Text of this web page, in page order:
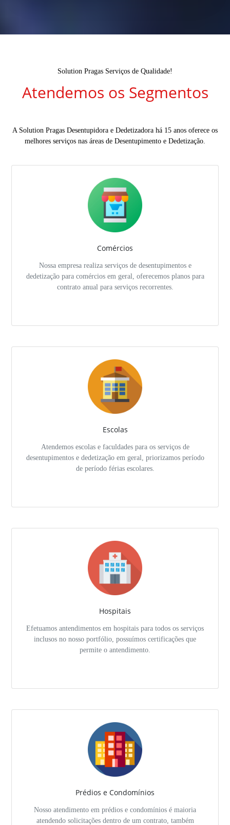
Solution Pragas Serviços de Qualidade!
Atendemos os Segmentos
A Solution Pragas Desentupidora e Dedetizadora há 15 anos oferece os
melhores serviços nas áreas de Desentupimento e Dedetização.
Comércios
Nossa empresa realiza serviços de desentupimentos e
dedetização para comércios em geral, oferecemos planos para
contrato anual para serviços recorrentes.
Escolas
Atendemos escolas e faculdades para os serviços de
desentupimentos e dedetização em geral, priorizamos período
de período férias escolares.
Hospitais
Efetuamos antendimentos em hospitais para todos os serviços
inclusos no nosso portfólio, possuímos certificações que
permite o antendimento.
Prédios e Condomínios
Nosso atendimento em prédios e condomínios é maioria
atendendo solicitações dentro de um contrato, também